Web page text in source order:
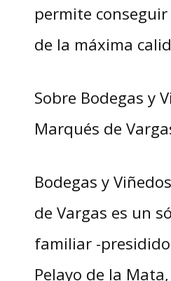
permite
de la máxima
Sobre Bodegas y
Marqués de
Bodegas y
de Vargas es un
familiar -
Pelayo de la